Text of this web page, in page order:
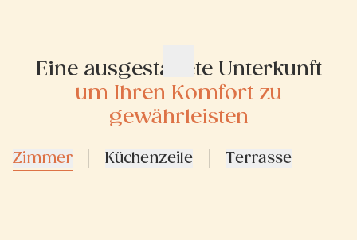
Eine ausgestattete Unterkunft
um Ihren Komfort zu
gewährleisten
Zimmer Küchenzeile Terrasse